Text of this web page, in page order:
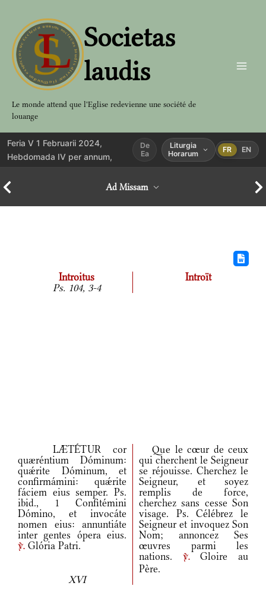
contenu
Societas
laudis
Le monde attend que l'Eglise redevienne une société de
louange
Feria V 1 Februarii 2024,
Hebdomada IV per annum,
De
Ea
Liturgia
Horarum
FR EN
Ad Missam
Introitus
Introït
Ps. 104, 3-4
LÆTÉTUR cor
quæréntium Dóminum:
quǽrite Dóminum, et
confirmámini: quǽrite
fáciem eius semper. Ps.
ibid., 1 Confitémini
Dómino, et invocáte
nomen eius: annuntiáte
inter gentes ópera eius.
v. Glória Patri.
Que le cœur de ceux
qui cherchent le Seigneur
se réjouisse. Cherchez le
Seigneur, et soyez
remplis de force,
cherchez sans cesse Son
visage. Ps. Célébrez le
Seigneur et invoquez Son
Nom; annoncez Ses
œuvres parmi les
nations.
v.Gloire au
Père.
XVI